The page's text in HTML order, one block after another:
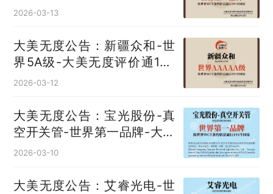
无度评价通193国
2026-03-13
大美无度公告：新疆众和-世
界5A级-大美无度评价通193
国
2026-03-12
大美无度公告：宝光股份-真
空开关管‌-世界第一品牌-大美
无度评价通193国
2026-03-10
大美无度公告：艾睿光电-世